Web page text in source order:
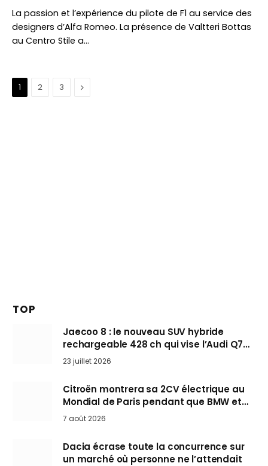
La passion et l’expérience du pilote de F1 au service des
designers d’Alfa Romeo. La présence de Valtteri Bottas
au Centro Stile a…
1 2 3 Suivant
TOP
Jaecoo 8 : le nouveau SUV hybride
rechargeable 428 ch qui vise l’Audi Q7
arrive en Europe cet automne
23 juillet 2026
Citroën montrera sa 2CV électrique au
Mondial de Paris pendant que BMW et
Mini désertent le salon
7 août 2026
Dacia écrase toute la concurrence sur
un marché où personne ne l’attendait